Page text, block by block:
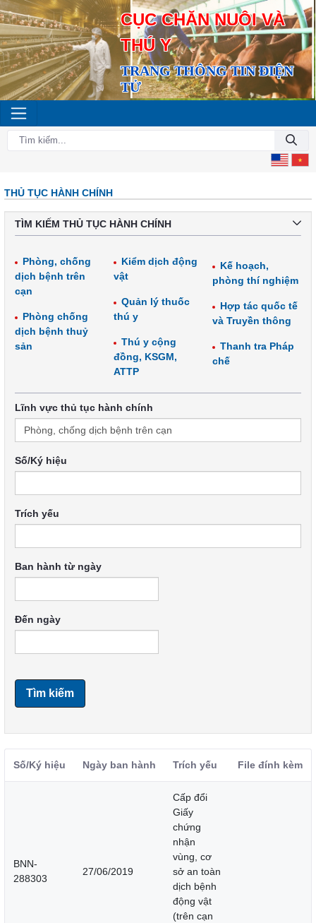
CỤC CHĂN NUÔI VÀ
THÚ Y
TRANG THÔNG TIN ĐIỆN
TỬ
THỦ TỤC HÀNH CHÍNH
TÌM KIẾM THỦ TỤC HÀNH CHÍNH
Phòng, chống
dịch bệnh trên
cạn
Phòng chống
dịch bệnh thuỷ
sản
Kiểm dịch động
vật
Quản lý thuốc
thú y
Thú y cộng
đồng, KSGM,
ATTP
Kế hoạch,
phòng thí nghiệm
Hợp tác quốc tế
và Truyền thông
Thanh tra Pháp
chế
Lĩnh vực thủ tục hành chính
Số/Ký hiệu
Trích yếu
Ban hành từ ngày
Đến ngày
Tìm kiếm
Số/Ký hiệu Ngày ban hành Trích yếu File đính kèm
BNN-
288303
27/06/2019
Cấp đổi
Giấy
chứng
nhận
vùng, cơ
sở an toàn
dịch bệnh
động vật
(trên cạn